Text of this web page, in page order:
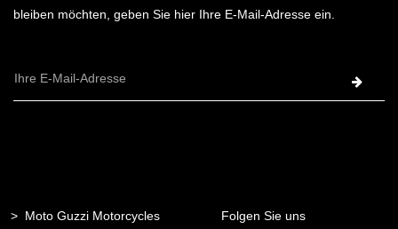
bleiben möchten, geben Sie hier Ihre E-Mail-Adresse ein.
E-
Moto Guzzi Motorcycles
Folgen Sie uns